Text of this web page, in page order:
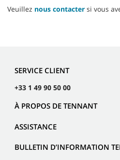
Veuillez nous contacter si vous
SERVICE CLIENT
+33 1 49 90 50 00
À PROPOS DE TENNANT
ASSISTANCE
BULLETIN D’INFORMATION